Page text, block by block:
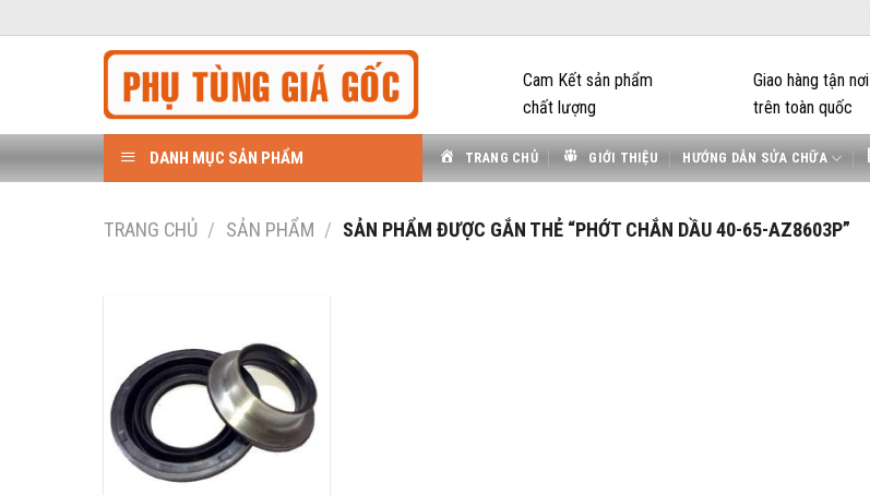
qua
Cam Kết sản phẩm
chất lượng
Giao hàng tận nơi
trên toàn quốc
DANH MỤC SẢN PHẨM TRANG CHỦ GIỚI THIỆU HƯỚNG DẪN SỬA CHỮA
TRANG CHỦ / SẢN PHẨM / SẢN PHẨM ĐƯỢC GẮN THẺ “PHỚT CHẮN DẦU 40-65-AZ8603P”